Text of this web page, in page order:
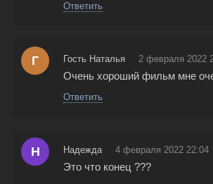
Ответить
Г Гость Наталья 2 февраля 2022
Очень хороший фильм мне
Ответить
Н Надежда 4 февраля 2022 22:04
Это что конец ???